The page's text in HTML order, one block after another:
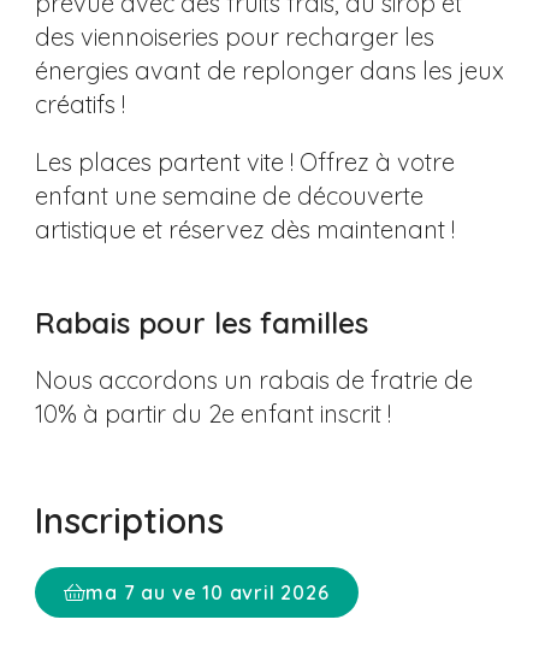
des viennoiseries pour recharger les
énergies avant de replonger dans les jeux
créatifs !
Les places partent vite ! Offrez à votre
enfant une semaine de découverte
artistique et réservez dès maintenant !
Rabais pour les familles
Nous accordons un rabais de fratrie de
10% à partir du 2e enfant inscrit !
Inscriptions
ma 7 au ve 10 avril 2026